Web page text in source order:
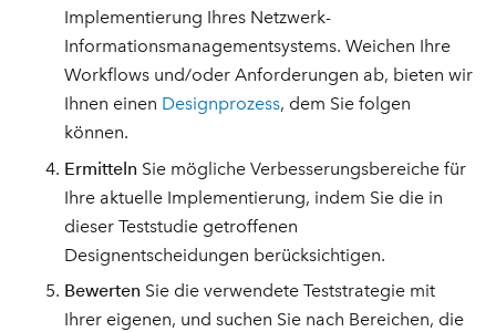
Implementierung Ihres Netzwerk-
Informationsmanagementsystems. Weichen Ihre
Workflows und/oder Anforderungen ab, bieten wir
Ihnen einen Designprozess, dem Sie folgen
können.
Ermitteln Sie mögliche Verbesserungsbereiche für
Ihre aktuelle Implementierung, indem Sie die in
dieser Teststudie getroffenen
Designentscheidungen berücksichtigen.
Bewerten Sie die verwendete Teststrategie mit
Ihrer eigenen, und suchen Sie nach Bereichen, die